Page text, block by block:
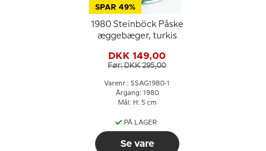
SPAR 49%
1980 Steinböck Påske
æggebæger, turkis
DKK 149,00
Før: DKK 295,00
Varenr.: SSAG1980-1
Årgang: 1980
Mål: H: 5 cm
PÅ LAGER
Se vare